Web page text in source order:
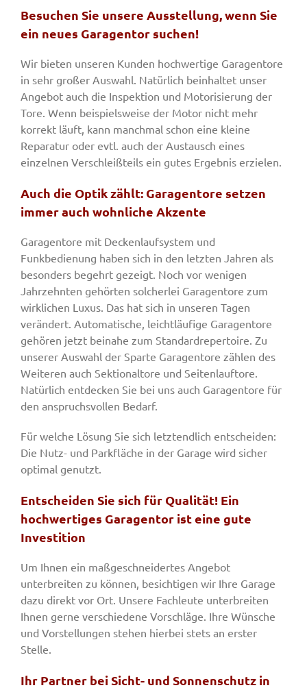
Smart Home
Team
Jobs
Kontakt
Besuchen Sie unsere Ausstellung, wenn Sie
ein neues Garagentor suchen!
Wir bieten unseren Kunden hochwertige Garagentore
in sehr großer Auswahl. Natürlich beinhaltet unser
Angebot auch die Inspektion und Motorisierung der
Tore. Wenn beispielsweise der Motor nicht mehr
korrekt läuft, kann manchmal schon eine kleine
Reparatur oder evtl. auch der Austausch eines
einzelnen Verschleißteils ein gutes Ergebnis erzielen.
Auch die Optik zählt: Garagentore setzen
immer auch wohnliche Akzente
Garagentore mit Deckenlaufsystem und
Funkbedienung haben sich in den letzten Jahren als
besonders begehrt gezeigt. Noch vor wenigen
Jahrzehnten gehörten solcherlei Garagentore zum
wirklichen Luxus. Das hat sich in unseren Tagen
verändert. Automatische, leichtläufige Garagentore
gehören jetzt beinahe zum Standardrepertoire. Zu
unserer Auswahl der Sparte Garagentore zählen des
Weiteren auch Sektionaltore und Seitenlauftore.
Natürlich entdecken Sie bei uns auch Garagentore für
den anspruchsvollen Bedarf.
Für welche Lösung Sie sich letztendlich entscheiden:
Die Nutz- und Parkfläche in der Garage wird sicher
optimal genutzt.
Entscheiden Sie sich für Qualität! Ein
hochwertiges Garagentor ist eine gute
Investition
Um Ihnen ein maßgeschneidertes Angebot
unterbreiten zu können, besichtigen wir Ihre Garage
dazu direkt vor Ort. Unsere Fachleute unterbreiten
Ihnen gerne verschiedene Vorschläge. Ihre Wünsche
und Vorstellungen stehen hierbei stets an erster
Stelle.
Ihr Partner bei Sicht- und Sonnenschutz in